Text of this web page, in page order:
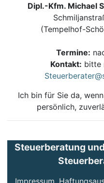
Dipl.-Kfm. Michael
(Tempelhof-
Termine:
Kontakt: bitte
Ich bin für Sie da,
persönlich,
Steuerberatung
Impressum,